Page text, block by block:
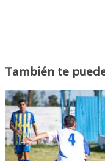
También te